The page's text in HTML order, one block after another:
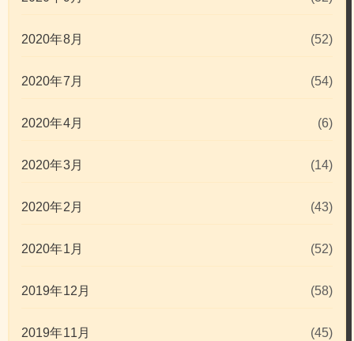
2020年8月 (52)
2020年7月 (54)
2020年4月 (6)
2020年3月 (14)
2020年2月 (43)
2020年1月 (52)
2019年12月 (58)
2019年11月 (45)